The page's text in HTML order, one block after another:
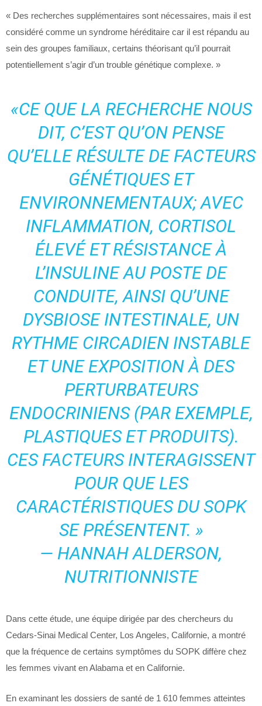
« Des recherches supplémentaires sont nécessaires, mais il est
considéré comme un syndrome héréditaire car il est répandu au
sein des groupes familiaux, certains théorisant qu’il pourrait
potentiellement s’agir d’un trouble génétique complexe. »
«CE QUE LA RECHERCHE NOUS
DIT, C’EST QU’ON PENSE
QU’ELLE RÉSULTE DE FACTEURS
GÉNÉTIQUES ET
ENVIRONNEMENTAUX; AVEC
INFLAMMATION, CORTISOL
ÉLEVÉ ET RÉSISTANCE À
L’INSULINE AU POSTE DE
CONDUITE, AINSI QU’UNE
DYSBIOSE INTESTINALE, UN
RYTHME CIRCADIEN INSTABLE
ET UNE EXPOSITION À DES
PERTURBATEURS
ENDOCRINIENS (PAR EXEMPLE,
PLASTIQUES ET PRODUITS).
CES FACTEURS INTERAGISSENT
POUR QUE LES
CARACTÉRISTIQUES DU SOPK
SE PRÉSENTENT. »
— HANNAH ALDERSON,
NUTRITIONNISTE
Dans cette étude, une équipe dirigée par des chercheurs du
Cedars-Sinai Medical Center, Los Angeles, Californie, a montré
que la fréquence de certains symptômes du SOPK diffère chez
les femmes vivant en Alabama et en Californie.
En examinant les dossiers de santé de 1 610 femmes atteintes